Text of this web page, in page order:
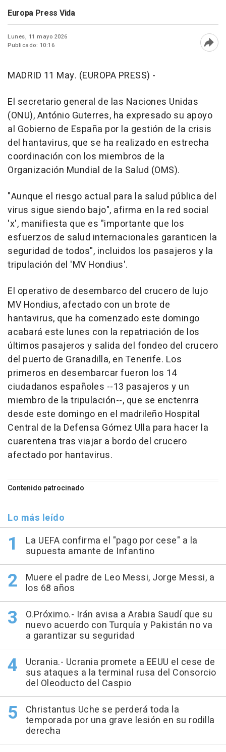
Europa Press Vida
Lunes, 11 mayo 2026
Publicado: 10:16
MADRID 11 May. (EUROPA PRESS) -
El secretario general de las Naciones Unidas
(ONU), António Guterres, ha expresado su apoyo
al Gobierno de España por la gestión de la crisis
del hantavirus, que se ha realizado en estrecha
coordinación con los miembros de la
Organización Mundial de la Salud (OMS).
"Aunque el riesgo actual para la salud pública del
virus sigue siendo bajo", afirma en la red social
'x', manifiesta que es "importante que los
esfuerzos de salud internacionales garanticen la
seguridad de todos", incluidos los pasajeros y la
tripulación del 'MV Hondius'.
El operativo de desembarco del crucero de lujo
MV Hondius, afectado con un brote de
hantavirus, que ha comenzado este domingo
acabará este lunes con la repatriación de los
últimos pasajeros y salida del fondeo del crucero
del puerto de Granadilla, en Tenerife. Los
primeros en desembarcar fueron los 14
ciudadanos españoles --13 pasajeros y un
miembro de la tripulación--, que se enctenrra
desde este domingo en el madrileño Hospital
Central de la Defensa Gómez Ulla para hacer la
cuarentena tras viajar a bordo del crucero
afectado por hantavirus.
Contenido patrocinado
Lo más leído
La UEFA confirma el "pago por cese" a la
supuesta amante de Infantino
Muere el padre de Leo Messi, Jorge Messi, a
los 68 años
O.Próximo.- Irán avisa a Arabia Saudí que su
nuevo acuerdo con Turquía y Pakistán no va
a garantizar su seguridad
Ucrania.- Ucrania promete a EEUU el cese de
sus ataques a la terminal rusa del Consorcio
del Oleoducto del Caspio
Christantus Uche se perderá toda la
temporada por una grave lesión en su rodilla
derecha